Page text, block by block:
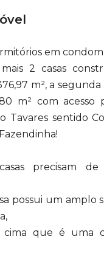
em
2 casas
m², a segunda
m² com acesso
Tavares sentido
precisam
possui um amplo
que é uma